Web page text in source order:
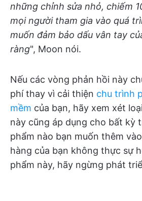
những chỉnh sửa nhỏ, chiếm
mọi người tham gia vào quá
muốn đảm bảo dấu vân tay
ràng", Moon nói.
Nếu các vòng phản hồi này
phí thay vì cải thiện chu trình
mềm của bạn, hãy xem xét
này cũng áp dụng cho bất kỳ
phẩm nào bạn muốn thêm
hàng của bạn không thực sự
phẩm này, hãy ngừng phát